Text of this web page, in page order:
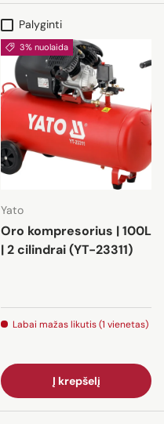
Palyginti
3% nuolaida
Yato
Oro kompresorius | 100L
| 2 cilindrai (YT-23311)
Labai mažas likutis (1 vienetas)
Į krepšelį